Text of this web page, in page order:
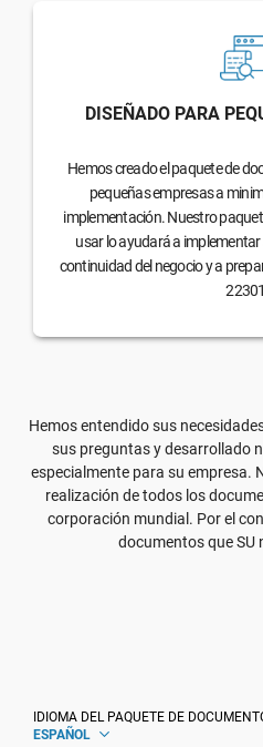
DISEÑADO PARA
Hemos creado el paquete de
pequeñas empresas a
implementación. Nuestro
usar lo ayudará a
continuidad del negocio y a
Hemos entendido sus
sus preguntas y desarrollado
especialmente para su empresa.
realización de todos los
corporación mundial. Por el
documentos que SU
IDIOMA DEL PAQUETE DE
ESPAÑOL